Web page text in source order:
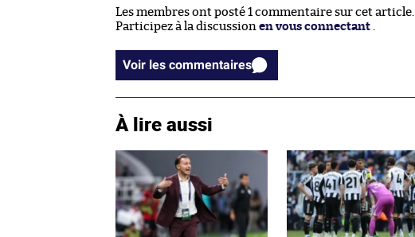
Les membres ont posté 1 commentaire sur cet article.
Participez à la discussion en vous connectant .
Voir les commentaires
À lire aussi